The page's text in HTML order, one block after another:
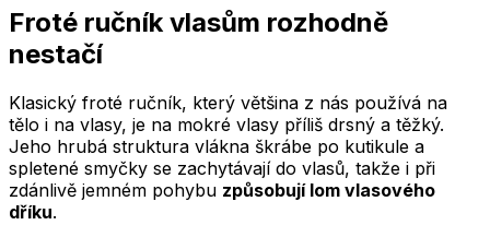
Froté ručník vlasům rozhodně
nestačí
Klasický froté ručník, který většina z nás používá na
tělo i na vlasy, je na mokré vlasy příliš drsný a těžký.
Jeho hrubá struktura vlákna škrábe po kutikule a
spletené smyčky se zachytávají do vlasů, takže i při
zdánlivě jemném pohybu způsobují lom vlasového
dříku.